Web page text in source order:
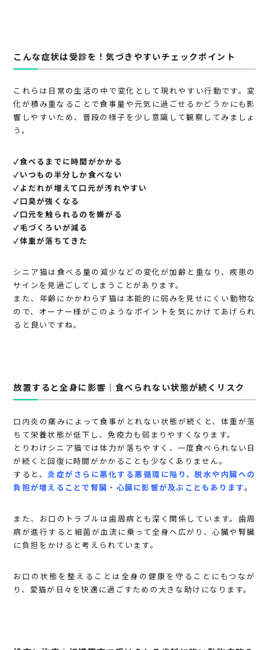
こんな症状は受診を！気づきやすいチェックポイント
これらは日常の生活の中で変化として現れやすい行動です。変
化が積み重なることで食事量や元気に過ごせるかどうかにも影
響しやすいため、普段の様子を少し意識して観察してみましょ
う。
✓食べるまでに時間がかかる
✓いつもの半分しか食べない
✓よだれが増えて口元が汚れやすい
✓口臭が強くなる
✓口元を触られるのを嫌がる
✓毛づくろいが減る
✓体重が落ちてきた
シニア猫は食べる量の減少などの変化が加齢と重なり、疾患の
サインを見過ごしてしまうことがあります。
また、年齢にかかわらず猫は本能的に弱みを見せにくい動物な
ので、オーナー様がこのようなポイントを気にかけてあげられ
ると良いですね。
放置すると全身に影響｜食べられない状態が続くリスク
口内炎の痛みによって食事がとれない状態が続くと、体重が落
ちて栄養状態が低下し、免疫力も弱まりやすくなります。
とりわけシニア猫では体力が落ちやすく、一度食べられない日
が続くと回復に時間がかかることも少なくありません。
すると、 炎症がさらに悪化する悪循環に陥り、脱水や内臓への
負担が増えることで腎臓・心臓に影響が及ぶこともあります。
また、お口のトラブルは歯周病とも深く関係しています。歯周
病が進行すると細菌が血流に乗って全身へ広がり、心臓や腎臓
に負担をかけると考えられています。
お口の状態を整えることは全身の健康を守ることにもつなが
り、愛猫が日々を快適に過ごすための大きな助けになります。